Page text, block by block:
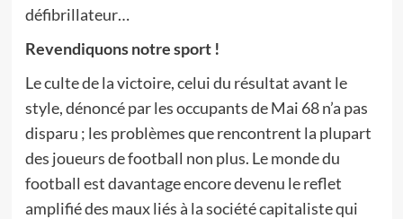
défibrillateur…
Revendiquons notre sport !
Le culte de la victoire, celui du résultat avant le
style, dénoncé par les occupants de Mai 68 n’a pas
disparu ; les problèmes que rencontrent la plupart
des joueurs de football non plus. Le monde du
football est davantage encore devenu le reflet
amplifié des maux liés à la société capitaliste qui